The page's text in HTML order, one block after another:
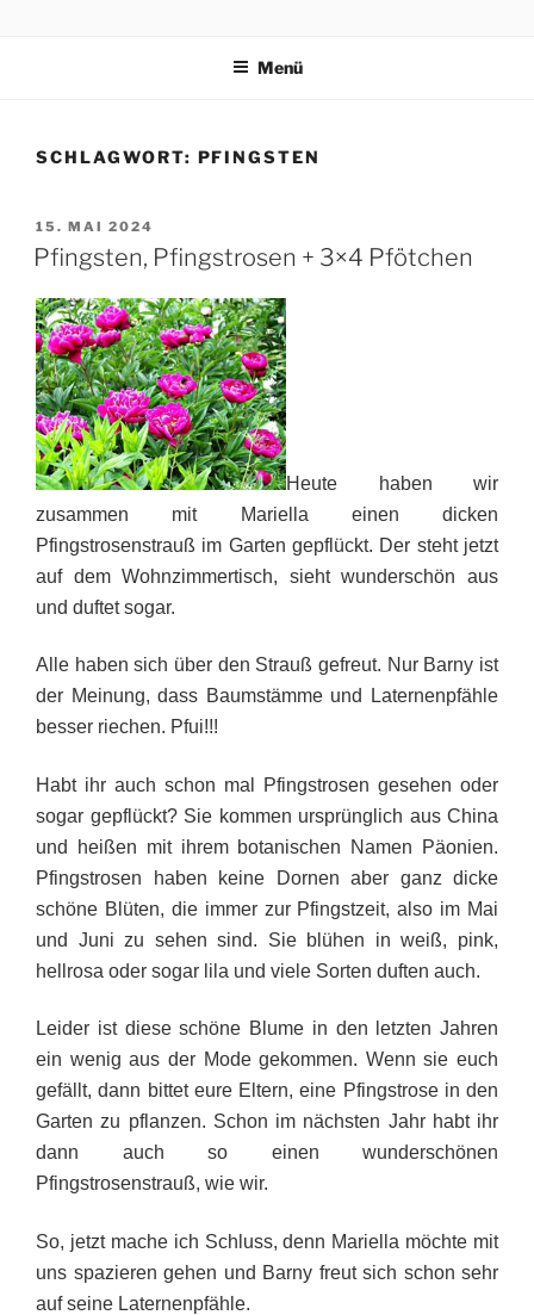
Menü
SCHLAGWORT: PFINGSTEN
VERÖFFENTLICHT
AM
15. MAI 2024
Pfingsten, Pfingstrosen + 3×4 Pfötchen
Heute haben wir
zusammen mit Mariella einen dicken
Pfingstrosenstrauß im Garten gepflückt. Der steht jetzt
auf dem Wohnzimmertisch, sieht wunderschön aus
und duftet sogar.
Alle haben sich über den Strauß gefreut. Nur Barny ist
der Meinung, dass Baumstämme und Laternenpfähle
besser riechen. Pfui!!!
Habt ihr auch schon mal Pfingstrosen gesehen oder
sogar gepflückt? Sie kommen ursprünglich aus China
und heißen mit ihrem botanischen Namen Päonien.
Pfingstrosen haben keine Dornen aber ganz dicke
schöne Blüten, die immer zur Pfingstzeit, also im Mai
und Juni zu sehen sind. Sie blühen in weiß, pink,
hellrosa oder sogar lila und viele Sorten duften auch.
Leider ist diese schöne Blume in den letzten Jahren
ein wenig aus der Mode gekommen. Wenn sie euch
gefällt, dann bittet eure Eltern, eine Pfingstrose in den
Garten zu pflanzen. Schon im nächsten Jahr habt ihr
dann auch so einen wunderschönen
Pfingstrosenstrauß, wie wir.
So, jetzt mache ich Schluss, denn Mariella möchte mit
uns spazieren gehen und Barny freut sich schon sehr
auf seine Laternenpfähle.